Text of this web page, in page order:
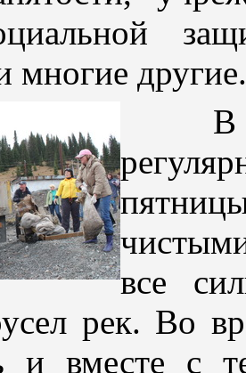
многие другие.
В
все
рек. Во
и вместе с